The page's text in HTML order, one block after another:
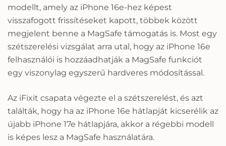
modellt, amely az iPhone 16e-hez képest
visszafogott frissítéseket kapott, többek között
megjelent benne a MagSafe támogatás is. Most egy
szétszerelési vizsgálat arra utal, hogy az iPhone 16e
felhasználói is hozzáadhatják a MagSafe funkciót
egy viszonylag egyszerű hardveres módosítással.
Az iFixit csapata végezte el a szétszerelést, és azt
találták, hogy ha az iPhone 16e hátlapját kicserélik az
újabb iPhone 17e hátlapjára, akkor a régebbi modell
is képes lesz a MagSafe használatára.